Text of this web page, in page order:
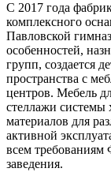
С 2017 года
комплексного
Павловской
особенностей,
групп, создается
пространства с
центров. Мебель
стеллажи системы
материалов для
активной
всем
заведения.